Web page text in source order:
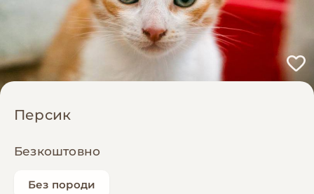
Персик
Безкоштовно
Без породи